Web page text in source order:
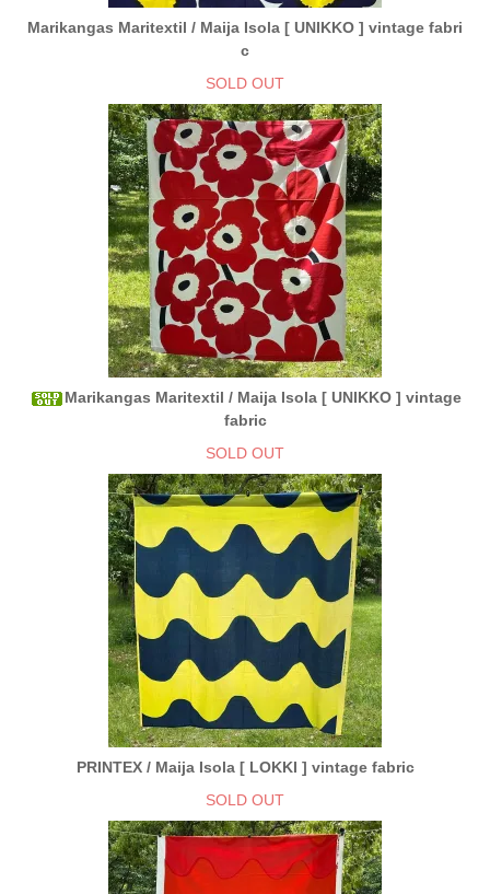
Marikangas Maritextil / Maija Isola [ UNIKKO ] vintage fabri
c
SOLD OUT
Marikangas Maritextil / Maija Isola [ UNIKKO ] vintage
fabric
SOLD OUT
PRINTEX / Maija Isola [ LOKKI ] vintage fabric
SOLD OUT